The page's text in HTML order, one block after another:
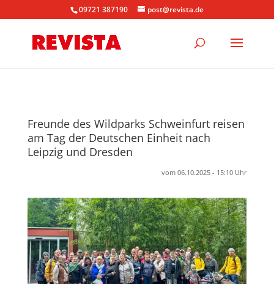
09721 387190 post@revista.de
Freunde des Wildparks Schweinfurt reisen
am Tag der Deutschen Einheit nach
Leipzig und Dresden
vom 06.10.2025 - 15:10 Uhr